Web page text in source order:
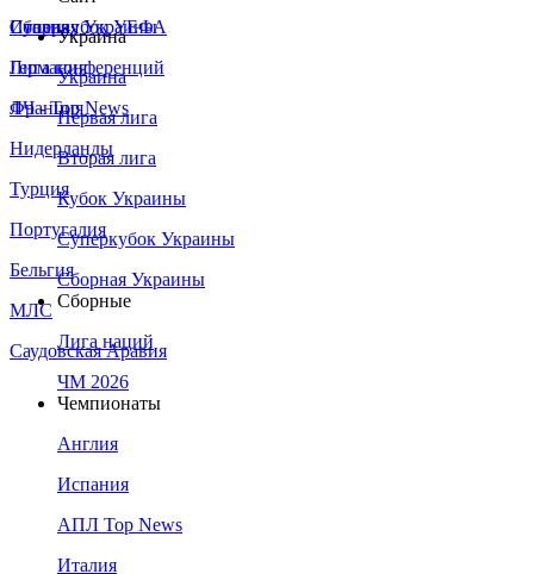
Сборная Украины
Италия
Германия
Франция
Нидерланды
Турция
Португалия
Бельгия
МЛС
Саудовская Аравия
Суперкубок УЕФА
Лига конференций
ЛЧ - Top News
Украина
Украина
Первая лига
Вторая лига
Кубок Украины
Суперкубок Украины
Сборная Украины
Сборные
Лига наций
ЧМ 2026
Чемпионаты
Англия
Испания
АПЛ Top News
Италия